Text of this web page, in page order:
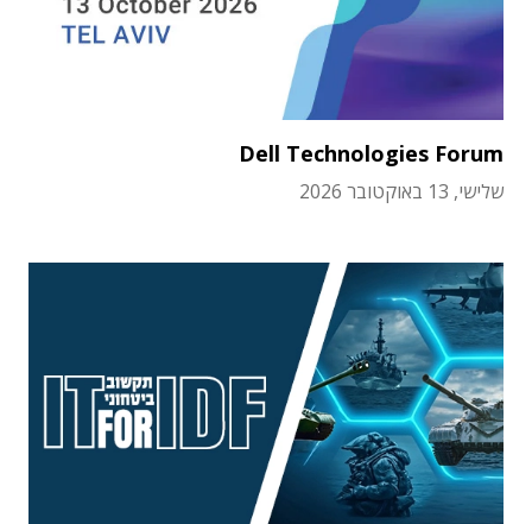
Dell Technologies Forum
שלישי, 13 באוקטובר 2026